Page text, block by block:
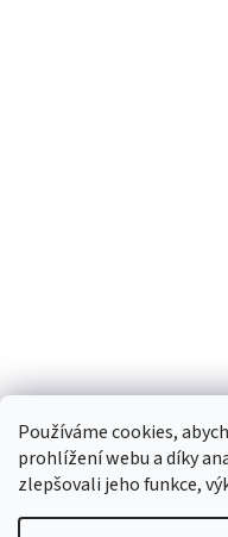
Používáme cookies,
prohlížení webu a díky
zlepšovali jeho funkce,